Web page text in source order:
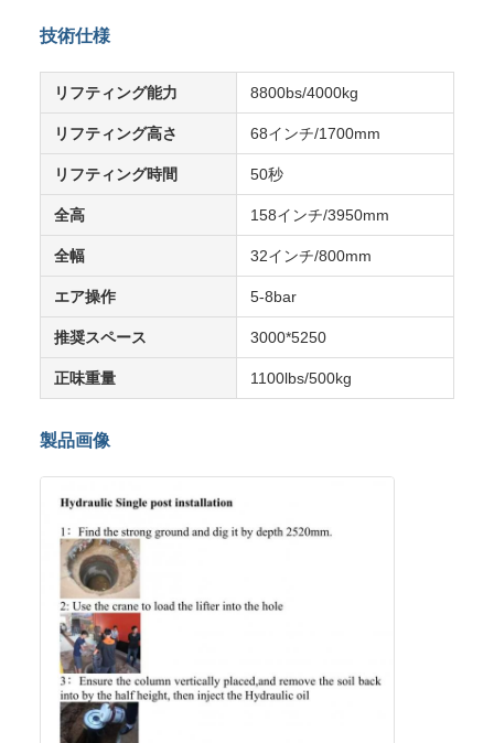
技術仕様
リフティング能力 8800bs/4000kg
リフティング高さ 68インチ/1700mm
リフティング時間 50秒
全高 158インチ/3950mm
全幅 32インチ/800mm
エア操作 5-8bar
推奨スペース 3000*5250
正味重量 1100lbs/500kg
製品画像